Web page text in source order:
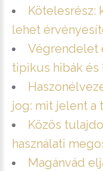
Kötelesrész:
lehet
Végrendelet
tipikus hibák és
jog: mit jelent a
Közös
használati
Magánvád